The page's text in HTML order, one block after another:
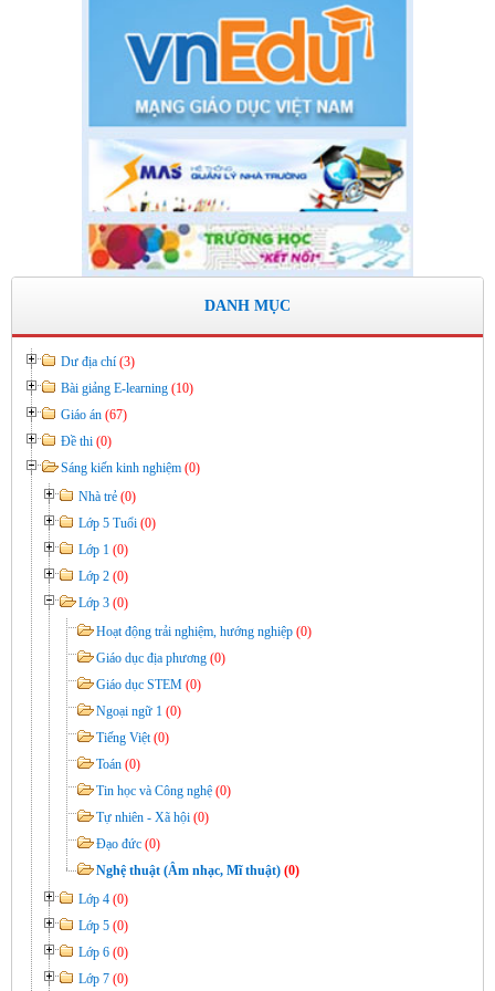
KẾ HOẠCH BỒI DƯỠNG VÀ PHÁT TRIỂN ĐỘI NGŨ NĂM
HỌC 2019- 2020
Thời gian đăng: 11/06/2020
lượt xem: 8574 | lượt tải:2796
Số: 03 /KH-THVY ngày 17/9�
KẾ HOẠCH CÔNG TÁC KIỂM TRA NỘI BỘ NĂM HỌC
Thời gian đăng: 11/06/2020
lượt xem: 11743 | lượt tải:670
Số: 15 /QĐ-THVY ngày 10/9&#
trong hoạt động của nhà trường
Thời gian đăng: 11/06/2020
lượt xem: 3471 | lượt tải:645
DANH MỤC
Dư địa chí (3)
Bài giảng E-learning (10)
Giáo án (67)
Đề thi (0)
Sáng kiến kinh nghiệm (0)
Nhà trẻ (0)
Lớp 5 Tuổi (0)
Lớp 1 (0)
Lớp 2 (0)
Lớp 3 (0)
Hoạt động trải nghiệm, hướng nghiệp (0)
Giáo dục địa phương (0)
Giáo dục STEM (0)
Ngoại ngữ 1 (0)
Tiếng Việt (0)
Toán (0)
Tin học và Công nghệ (0)
Tự nhiên - Xã hội (0)
Đạo đức (0)
Nghệ thuật (Âm nhạc, Mĩ thuật) (0)
Lớp 4 (0)
Lớp 5 (0)
Lớp 6 (0)
Lớp 7 (0)